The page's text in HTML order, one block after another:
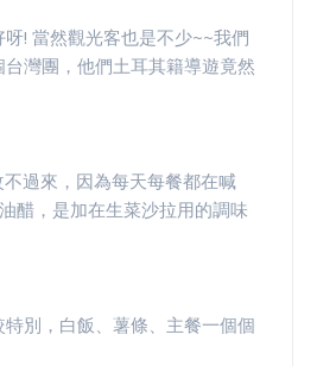
! 當然觀光客也是不少~~我們
灣團，他們土耳其籍導遊竟然
不過來，因為每天每餐都在喊
醋，是加在生菜沙拉用的調味
別，白飯、薯條、主餐一個個